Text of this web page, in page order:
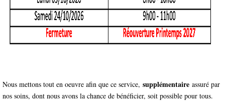
Nous mettons tout en oeuvre afin que ce service, supplémentaireassuré par
nos soins, dont nous avons la chance de bénéficier, soit possible pour tous.